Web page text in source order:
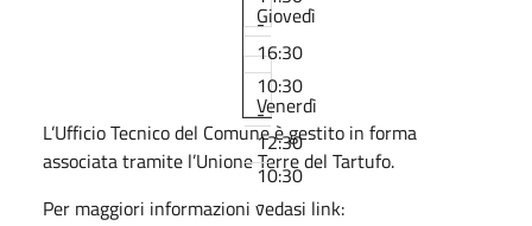
-
16:30
Giovedì
10:30
-
12:30
Venerdì
10:30
-
L’Ufficio Tecnico del Comune è gestito in forma
associata tramite l’Unione Terre del Tartufo.
Per maggiori informazioni vedasi link: